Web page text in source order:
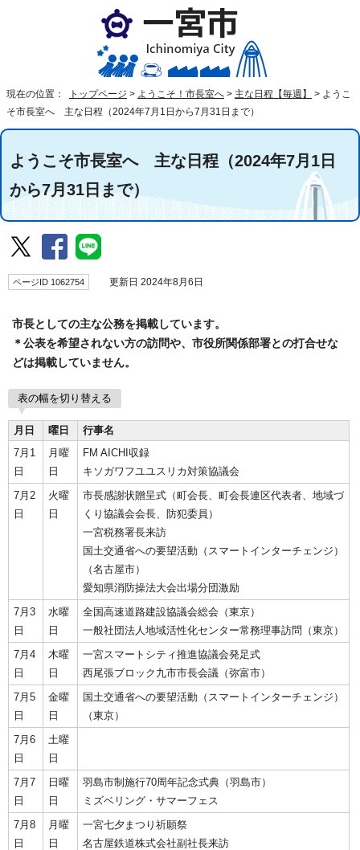
現在の位置： トップページ > ようこそ！市長室へ > 主な日程【毎週】 > ようこ
そ市長室へ 主な日程（2024年7月1日から7月31日まで）
ようこそ市長室へ 主な日程（2024年7月1日
から7月31日まで）
ページID 1062754 更新日 2024年8月6日
市長としての主な公務を掲載しています。
＊公表を希望されない方の訪問や、市役所関係部署との打合せな
どは掲載していません。
表の幅を切り替える
月日 曜日
行事名
7月1
日
月曜
日
FM AICHI収録
キソガワフユユスリカ対策協議会
7月2
日
火曜
日
市長感謝状贈呈式（町会長、町会長連区代表者、地域づ
くり協議会会長、防犯委員）
一宮税務署長来訪
国土交通省への要望活動（スマートインターチェンジ）
（名古屋市）
愛知県消防操法大会出場分団激励
7月3
日
水曜
日
全国高速道路建設協議会総会（東京）
一般社団法人地域活性化センター常務理事訪問（東京）
7月4
日
木曜
日
一宮スマートシティ推進協議会発足式
西尾張ブロック九市市長会議（弥富市）
7月5
日
金曜
日
国土交通省への要望活動（スマートインターチェンジ）
（東京）
7月6
日
土曜
日
7月7
日
日曜
日
羽島市制施行70周年記念式典（羽島市）
ミズベリング・サマーフェス
7月8
日
月曜
日
一宮七夕まつり祈願祭
名古屋鉄道株式会社副社長来訪